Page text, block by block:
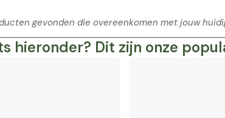
gevonden die overeenkomen met jouw
hieronder? Dit zijn onze